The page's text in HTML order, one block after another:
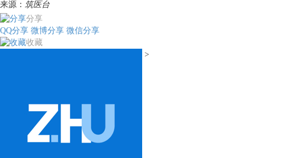
来源： 筑医台
分享
QQ分享 微博分享 微信分享
收藏
>